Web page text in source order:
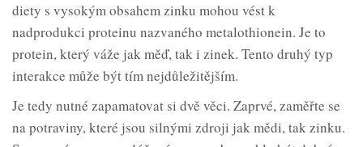
diety s vysokým obsahem zinku mohou vést k
nadprodukci proteinu nazvaného metalothionein. Je to
protein, který váže jak měď, tak i zinek. Tento druhý typ
interakce může být tím nejdůležitějším.
Je tedy nutné zapamatovat si dvě věci. Zaprvé, zaměřte se
na potraviny, které jsou silnými zdroji jak mědi, tak zinku.